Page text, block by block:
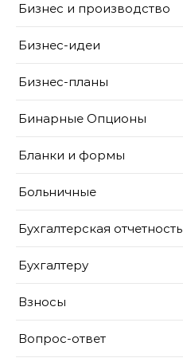
Бизнес и производство
Бизнес-идеи
Бизнес-планы
Бинарные Опционы
Бланки и формы
Больничные
Бухгалтерская отчетность
Бухгалтеру
Взносы
Вопрос-ответ